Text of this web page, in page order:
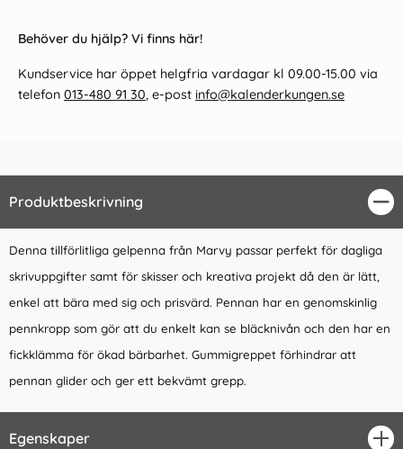
Behöver du hjälp? Vi finns här!
Kundservice har öppet helgfria vardagar kl 09.00-15.00 via
telefon 013-480 91 30, e-post info@kalenderkungen.se
Produktbeskrivning
Denna tillförlitliga gelpenna från Marvy passar perfekt för dagliga
skrivuppgifter samt för skisser och kreativa projekt då den är lätt,
enkel att bära med sig och prisvärd. Pennan har en genomskinlig
pennkropp som gör att du enkelt kan se bläcknivån och den har en
fickklämma för ökad bärbarhet. Gummigreppet förhindrar att
pennan glider och ger ett bekvämt grepp.
Egenskaper